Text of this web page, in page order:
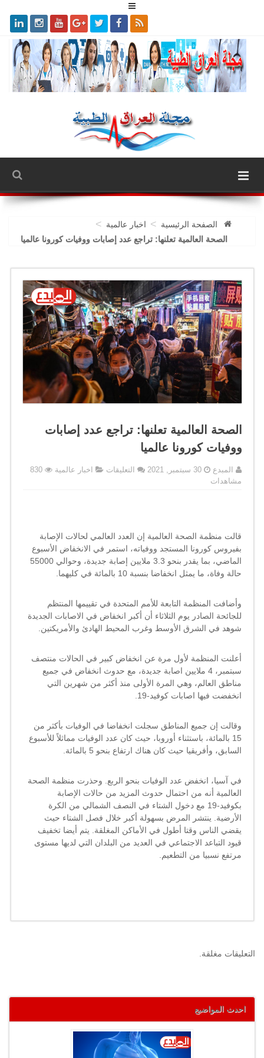
الصفحة الرئيسية > اخبار عالمية >
الصحة العالمية تعلنها: تراجع عدد إصابات ووفيات كورونا عالميا
الصحة العالمية تعلنها: تراجع عدد إصابات
ووفيات كورونا عالميا
المبدع 30 سبتمبر, 2021 التعليقات على
إصابات
ووفيات
كورونا
عالميا
اخبار عالمية
830
مشاهدات
قالت منظمة الصحة العالمية إن العدد العالمي لحالات الإصابة
بفيروس كورونا المستجد ووفياته، استمر في الانخفاض الأسبوع
الماضي، بما يقدر بنحو 3.3 ملايين إصابة جديدة، وحوالي 55000
حالة وفاة، ما يمثل انخفاضا بنسبة 10 بالمائة في كليهما.
وأضافت المنظمة التابعة للأمم المتحدة في تقييمها المنتظم
للجائحة الصادر يوم الثلاثاء أن أكبر انخفاض في الاصابات الجديدة
شوهد في الشرق الأوسط وغرب المحيط الهادئ والأمريكتين.
أعلنت المنظمة لأول مرة عن انخفاض كبير في الحالات منتصف
سبتمبر، 4 ملايين اصابة جديدة، مع حدوث انخفاض في جميع
مناطق العالم، وهي المرة الأولى منذ أكثر من شهرين التي
انخفضت فيها اصابات كوفيد-19.
وقالت إن جميع المناطق سجلت انخفاضا في الوفيات بأكثر من
15 بالمائة، باستثناء
أوروبا، حيث كان عدد الوفيات مماثلاً للأسبوع
السابق، وأفريقيا حيث كان هناك ارتفاع بنحو 5 بالمائة.
في آسيا، انخفض عدد الوفيات بنحو الربع. وحذرت منظمة الصحة
العالمية أنه من احتمال حدوث المزيد من حالات الإصابة
بكوفيد-19 مع دخول الشتاء في النصف الشمالي من الكرة
الأرضية. ينتشر المرض بسهولة أكبر خلال فصل الشتاء حيث
يقضي الناس وقتا أطول في الأماكن المغلقة. يتم أيضا تخفيف
قيود التباعد الاجتماعي في العديد من البلدان التي لديها مستوى
مرتفع نسبيا من التطعيم.
التعليقات مغلقة.
احدث المواضيع